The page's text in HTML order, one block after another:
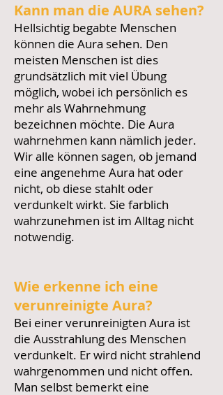
Kann man die AURA sehen?
Hellsichtig begabte Menschen
können die Aura sehen. Den
meisten Menschen ist dies
grundsätzlich mit viel Übung
möglich, wobei ich persönlich es
mehr als Wahrnehmung
bezeichnen möchte. Die Aura
wahrnehmen kann nämlich jeder.
Wir alle können sagen, ob jemand
eine angenehme Aura hat oder
nicht, ob diese stahlt oder
verdunkelt wirkt. Sie farblich
wahrzunehmen ist im Alltag nicht
notwendig.
Wie erkenne ich eine
verunreinigte Aura?
Bei einer verunreinigten Aura ist
die Ausstrahlung des Menschen
verdunkelt. Er wird nicht strahlend
wahrgenommen und nicht offen.
Man selbst bemerkt eine